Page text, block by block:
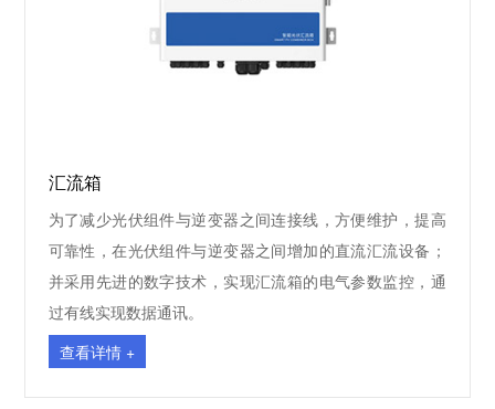
汇流箱
为了减少光伏组件与逆变器之间连接线，方便维护，提高
可靠性，在光伏组件与逆变器之间增加的直流汇流设备；
并采用先进的数字技术，实现汇流箱的电气参数监控，通
过有线实现数据通讯。
查看详情 +